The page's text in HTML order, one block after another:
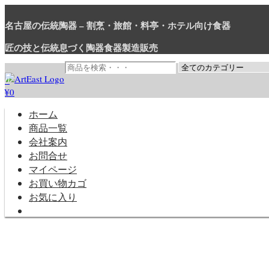
ン
ン
ツ
に
ス
キ
ッ
名古屋の伝統陶器 – 割烹・旅館・料亭・ホテル向け食器
匠の技と伝統息づく陶器食器製造販売
和食器・洋食器通販｜割烹・旅館・料亭・ホテル等業務用卸販売
業務用から個人用まで、おしゃれでかわいい和食器・洋食器はま
0
¥0
ホーム
商品一覧
会社案内
お問合せ
マイページ
お買い物カゴ
お気に入り